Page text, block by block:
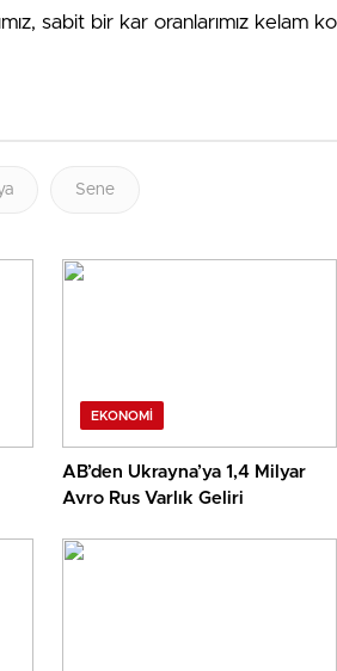
sabit bir kar oranlarımız kelam
Sene
EKONOMI
AB’den Ukrayna’ya 1,4 Milyar
Avro Rus Varlık Geliri